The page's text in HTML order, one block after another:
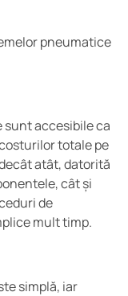
pneumatice
sunt accesibile ca
totale pe
atât, datorită
cât și
de
mult timp.
simplă, iar